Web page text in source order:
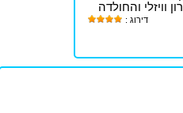
רון וויזלי והחולדה
דירוג :